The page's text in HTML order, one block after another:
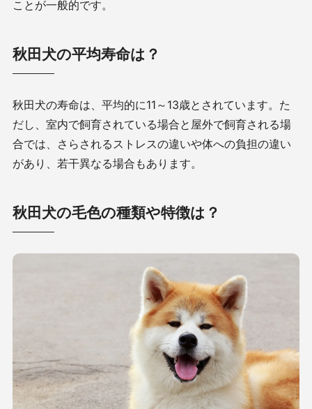
ことが一般的です。
秋田犬の平均寿命は？
秋田犬の寿命は、平均的に11～13歳とされています。た
だし、室内で飼育されている場合と屋外で飼育される場
合では、さらされるストレスの違いや体への負担の違い
があり、若干異なる場合もあります。
秋田犬の毛色の種類や特徴は？